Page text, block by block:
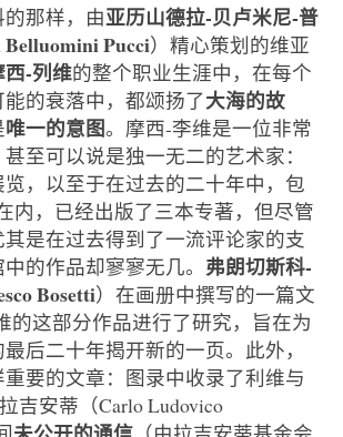
那样，由亚历山德拉-贝卢米尼-普
Pucci）精心策划的维亚
西-列维的整个职业生涯中，在每个
的衰落中，都颂扬了大海的故
唯一的意图。摩西-李维是一位非常
至可以说是独一无二的艺术家：
，以至于在过去的二十年中，包
内，已经出版了三本专著，但尽管
是在过去得到了一流评论家的支
的作品却寥寥无几。 弗朗切斯科-
Bosetti）在画册中撰写的一篇文
的这部分作品进行了研究，旨在为
后二十年揭开新的一页。此外，
要的文章：图录中收录了利维与
吉安蒂（Carlo Ludovico